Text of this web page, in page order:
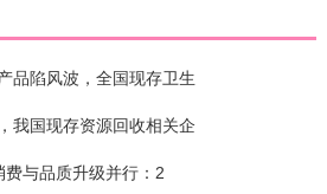
品陷风波，全国现存卫生
我国现存资源回收相关企
与品质升级并行：2